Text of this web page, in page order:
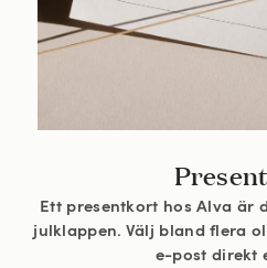
Ett presentkort hos Alva är
julklappen. Välj bland flera
e-post direkt